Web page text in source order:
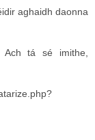
aghaidh daonna
tá sé imithe,